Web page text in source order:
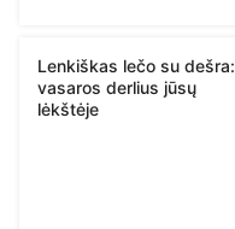
Lenkiškas lečo su dešra:
vasaros derlius jūsų
lėkštėje